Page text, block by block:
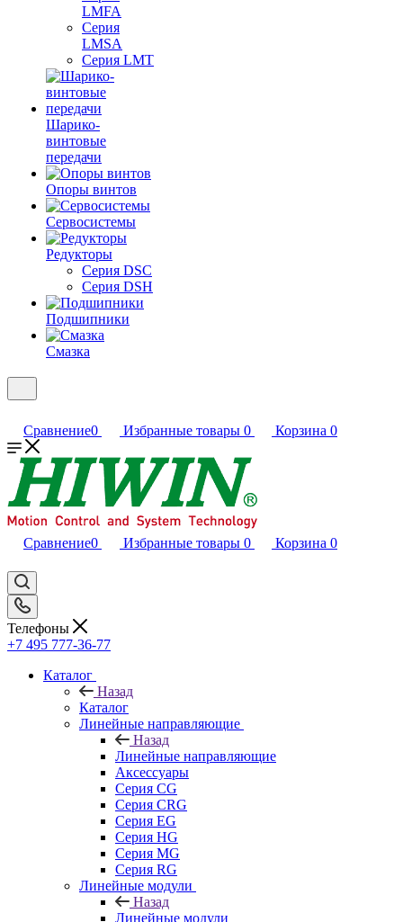
LMFA
Серия
LMSA
Серия LMT
Шарико-
винтовые
передачи
Опоры винтов
Сервосистемы
Редукторы
Серия DSC
Серия DSH
Подшипники
Смазка
Сравнение0 Избранные товары 0 Корзина 0
Сравнение0 Избранные товары 0 Корзина 0
Телефоны
+7 495 777-36-77
Каталог
Назад
Каталог
Линейные направляющие
Назад
Линейные направляющие
Аксессуары
Серия CG
Серия CRG
Серия EG
Серия HG
Серия MG
Серия RG
Линейные модули
Назад
Линейные модули